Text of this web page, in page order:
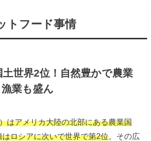
トフード事情
世界2位！自然豊かで農業
業も盛ん
はアメリカ大陸の北部にある農業国
ロシアに次いで世界で第2位 。その広